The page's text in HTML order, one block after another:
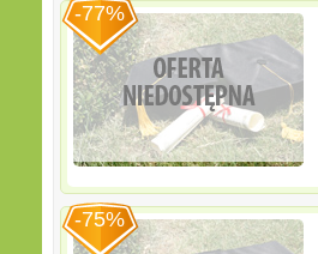
-77%
-75%